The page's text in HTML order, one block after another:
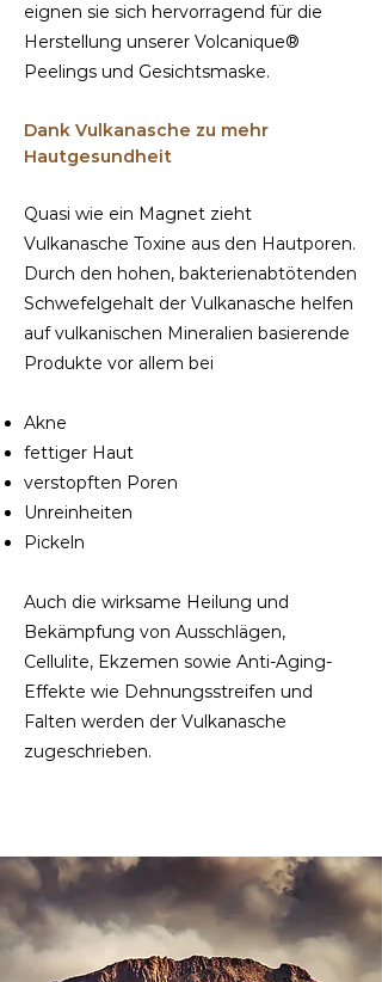
eignen sie sich hervorragend für die
Herstellung unserer Volcanique®
Peelings und Gesichtsmaske.
Dank Vulkanasche zu mehr
Hautgesundheit
Quasi wie ein Magnet zieht
Vulkanasche Toxine aus den Hautporen.
Durch den hohen, bakterienabtötenden
Schwefelgehalt der Vulkanasche helfen
auf vulkanischen Mineralien basierende
Produkte vor allem bei
Akne
fettiger Haut
verstopften Poren
Unreinheiten
Pickeln
Auch die wirksame Heilung und
Bekämpfung von Ausschlägen,
Cellulite, Ekzemen sowie Anti-Aging-
Effekte wie Dehnungsstreifen und
Falten werden der Vulkanasche
zugeschrieben.